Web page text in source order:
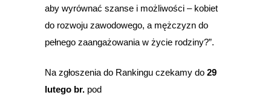
aby wyrównać szanse i możliwości – kobiet
do rozwoju zawodowego, a mężczyzn do
pełnego zaangażowania w życie rodziny?”.
Na zgłoszenia do Rankingu czekamy do 29
lutego br. pod